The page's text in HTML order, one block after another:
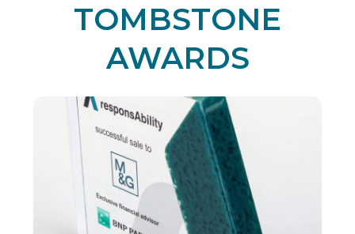
TOMBSTONE
AWARDS